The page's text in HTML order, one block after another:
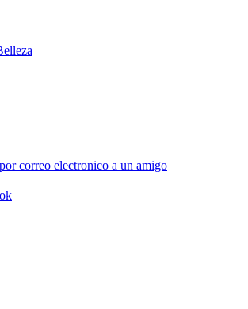
correo electronico a un amigo